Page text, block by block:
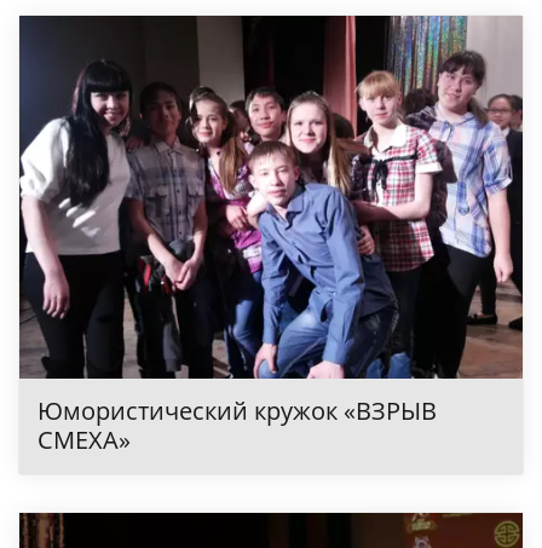
Юмористический кружок «ВЗРЫВ
СМЕХА»